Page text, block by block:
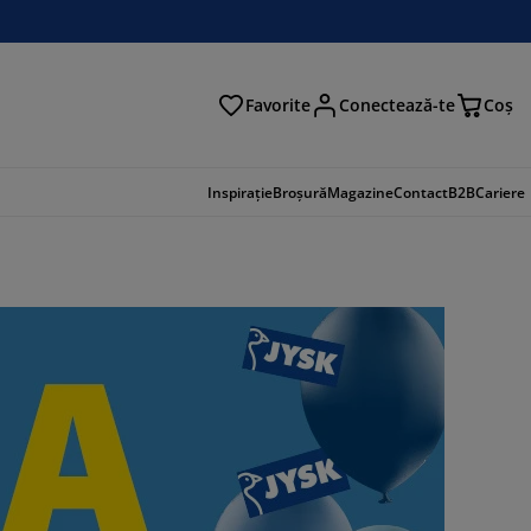
Favorite Conectează-te Coş
InspirațieBroșurăMagazineContactB2BCariere